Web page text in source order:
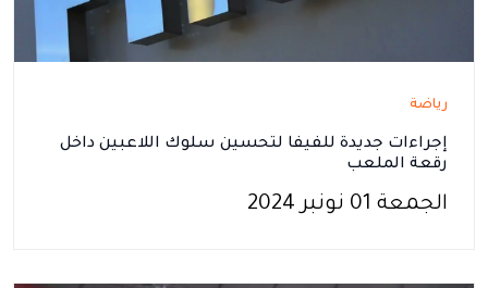
رياضة
إجراءات جديدة للفيفا لتحسين سلوك اللاعبين داخل
رقعة الملعب
الجمعة 01 نونبر 2024